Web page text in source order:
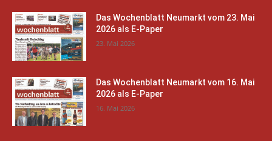
Das Wochenblatt Neumarkt vom 23. Mai
2026 als E-Paper
23. Mai 2026
Das Wochenblatt Neumarkt vom 16. Mai
2026 als E-Paper
16. Mai 2026